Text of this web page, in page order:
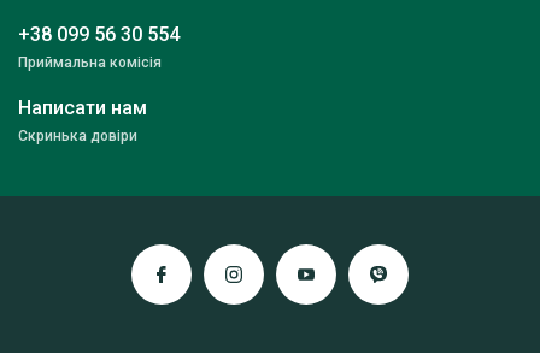
+38 099 56 30 554
Приймальна комісія
Написати нам
Скринька довіри